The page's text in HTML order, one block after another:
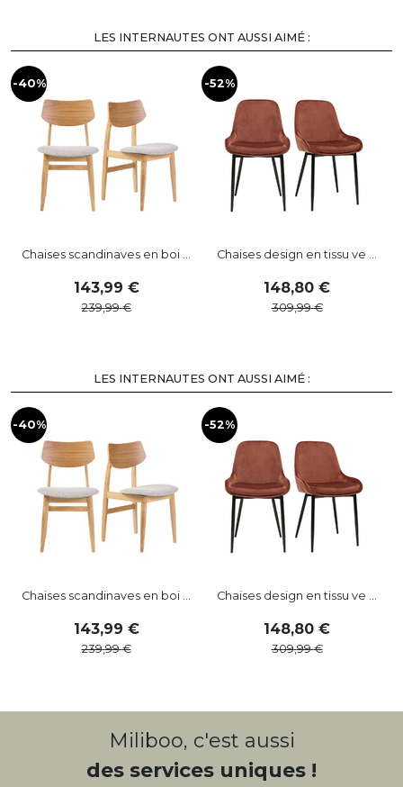
LES INTERNAUTES ONT AUSSI AIMÉ :
-40%
Chaises scandinaves en boi ...
143,99
239,99
-52%
Chaises design en tissu ve ...
148,80
309,99
LES INTERNAUTES ONT AUSSI AIMÉ :
-40%
Chaises scandinaves en boi ...
143,99
239,99
-52%
Chaises design en tissu ve ...
148,80
309,99
Miliboo, c'est aussi
des services uniques !